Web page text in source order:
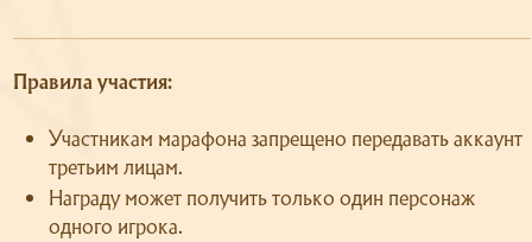
Правила участия:
Участникам марафона запрещено передавать аккаунт
третьим лицам.
Награду может получить только один персонаж
одного игрока.